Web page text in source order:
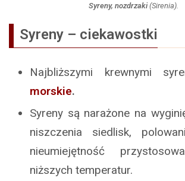
Syreny, nozdrzaki(Sirenia).
Syreny – ciekawostki
Najbliższymi krewnymi
morskie.
Syreny są narażone na
niszczenia siedlisk,
nieumiejętność
niższych temperatur.